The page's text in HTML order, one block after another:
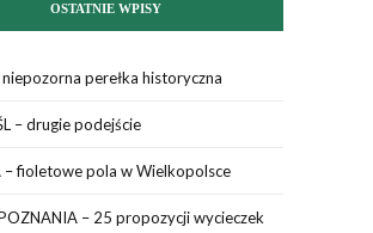
OSTATNIE WPISY
niepozorna perełka historyczna
– drugie podejście
– fioletowe pola w Wielkopolsce
– 25 propozycji wycieczek